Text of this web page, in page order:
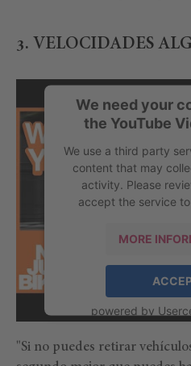
3. VELOCIDADES
We need your
the YouTube
We use a third party
content that may
activity. Please
accept the service
MORE
powered by
"Si no puedes retirar